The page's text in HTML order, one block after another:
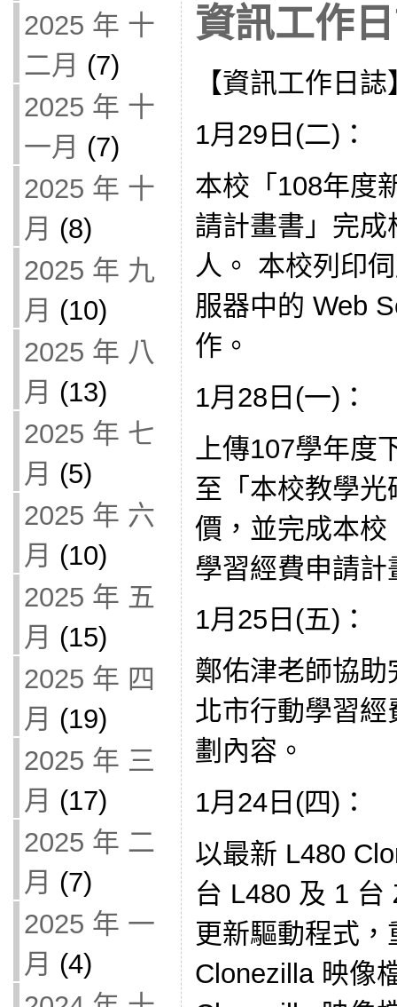
2025 年 十
二月 (7)
2025 年 十
一月 (7)
2025 年 十
月 (8)
2025 年 九
月 (10)
2025 年 八
月 (13)
2025 年 七
月 (5)
2025 年 六
月 (10)
2025 年 五
月 (15)
2025 年 四
月 (19)
2025 年 三
月 (17)
2025 年 二
月 (7)
2025 年 一
月 (4)
資訊工作
【資訊工作日
1月29日(二)：
本校「108年度
請計畫書」完
人。 本校列印
服器中的 Web
作。
1月28日(一)：
上傳107學年度
至「本校教學
價，並完成本
學習經費申請計
1月25日(五)：
鄭佑津老師協
北市行動學習
劃內容。
1月24日(四)：
以最新 L480
台 L480 及 1 台
更新驅動程式
Clonezilla 映像